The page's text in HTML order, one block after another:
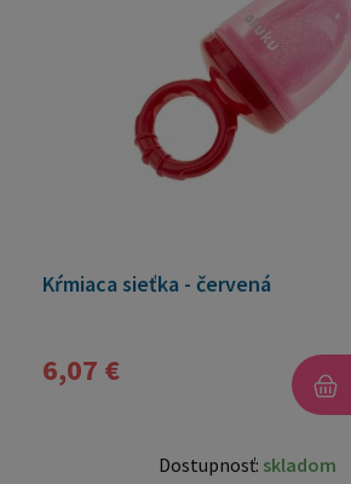
Kŕmiaca sieťka - červená
6,07 €
Dostupnosť: skladom